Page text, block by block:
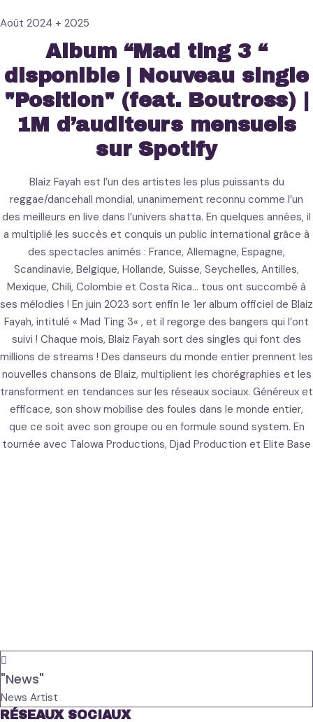
Août 2024 + 2025
Album “Mad ting 3 “
disponible | Nouveau single
"Position" (feat. Boutross) |
1M d’auditeurs mensuels
sur Spotify
Blaiz Fayah est l’un des artistes les plus puissants du
reggae/dancehall mondial, unanimement reconnu comme l’un
des meilleurs en live dans l’univers shatta. En quelques années, il
a multiplié les succès et conquis un public international grâce à
des spectacles animés : France, Allemagne, Espagne,
Scandinavie, Belgique, Hollande, Suisse, Seychelles, Antilles,
Mexique, Chili, Colombie et Costa Rica… tous ont succombé à
ses mélodies ! En juin 2023 sort enfin le 1er album officiel de Blaiz
Fayah, intitulé « Mad Ting 3« , et il regorge des bangers qui l’ont
suivi ! Chaque mois, Blaiz Fayah sort des singles qui font des
millions de streams ! Des danseurs du monde entier prennent les
nouvelles chansons de Blaiz, multiplient les chorégraphies et les
transforment en tendances sur les réseaux sociaux. Généreux et
efficace, son show mobilise des foules dans le monde entier,
que ce soit avec son groupe ou en formule sound system. En
tournée avec Talowa Productions, Djad Production et Elite Base
"News"
News Artist
RÉSEAUX SOCIAUX